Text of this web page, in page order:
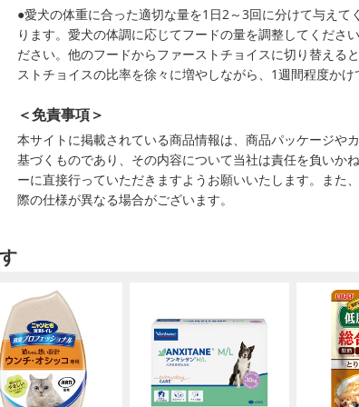
●愛犬の体重に合った適切な量を1日2～3回に分けて与え
ります。愛犬の体調に応じてフードの量を調整してくださ
ださい。他のフードからファーストチョイスに切り替える
ストチョイスの比率を徐々に増やしながら、1週間程度かけ
＜免責事項＞
本サイトに掲載されている商品情報は、商品パッケージや
基づくものであり、その内容について当社は責任を負いか
ーに直接行っていただきますようお願いいたします。また
際の仕様が異なる場合がございます。